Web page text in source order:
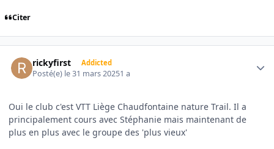
Citer
rickyfirst Addicted
Posté(e) le 31 mars 20251 a
Oui le club c'est VTT Liège Chaudfontaine nature Trail. Il a
principalement cours avec Stéphanie mais maintenant de
plus en plus avec le groupe des 'plus vieux'